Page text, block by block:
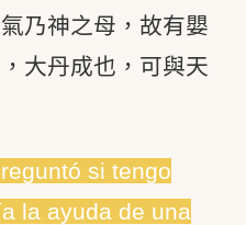
乃神之母，故有嬰
大丹成也，可與天
si tengo
la ayuda de una